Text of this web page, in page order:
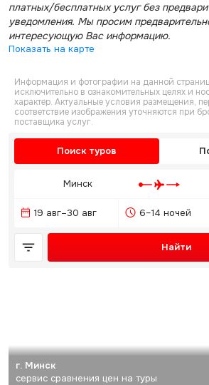
платных/бесплатных услуг без
уведомления. Мы просим
интересующую Вас информацию.
Показать на карте
Информация и фотографии на данной
исключительно в ознакомительных целях и
характер. Актуальные условия размещения,
соответствие изображения уточняются при
поставщика услуг.
Поиск туров
Минск
19 авг–30 авг 6–14 ночей
Найти
г. Минск
сервис сравнения цен на туры